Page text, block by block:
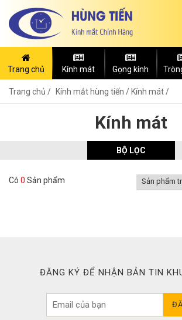
Trang chủ Kính mát Gọng kính
Trang chủ Kính mắt hùng tiến / Kính mát /
Kính mát
BỘ LỌC
Có 0 Sản phẩm
ĐĂNG KÝ ĐỂ NHẬN BẢN TIN